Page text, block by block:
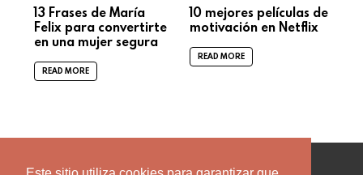
13 Frases de María
Felix para convertirte
en una mujer segura
READ MORE
10 mejores películas de
motivación en Netflix
READ MORE